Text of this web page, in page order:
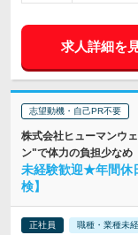
求人詳細を
志望動機・自己PR不要
株式会社ヒューマンウ
ン"で体力の負担少なめ
未経験歓迎★年間休
検】
正社員 職種・業種未